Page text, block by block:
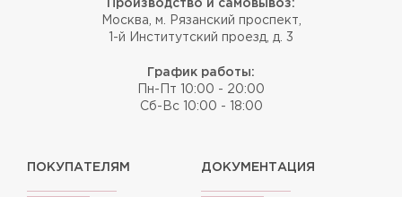
Производство и самовывоз:
Москва, м. Рязанский проспект,
1-й Институтский проезд, д. 3
График работы:
Пн-Пт 10:00 - 20:00
Сб-Вс 10:00 - 18:00
ПОКУПАТЕЛЯМ ДОКУМЕНТАЦИЯ